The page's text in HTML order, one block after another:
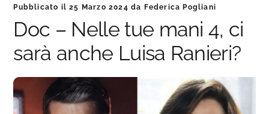
Pubblicato il25 Marzo 2024 da Federica Pogliani
Doc – Nelle tue mani 4, ci
sarà anche Luisa Ranieri?